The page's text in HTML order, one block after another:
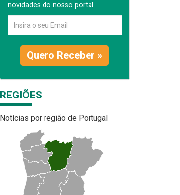
novidades do nosso portal.
Quero Receber »
REGIÕES
Notícias por região de Portugal